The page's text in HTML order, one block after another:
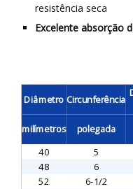
resistência seca
Excelente absorção
Diâmetro Circunferência
milímetros polegada
40
5
48
6
52
6-1/2